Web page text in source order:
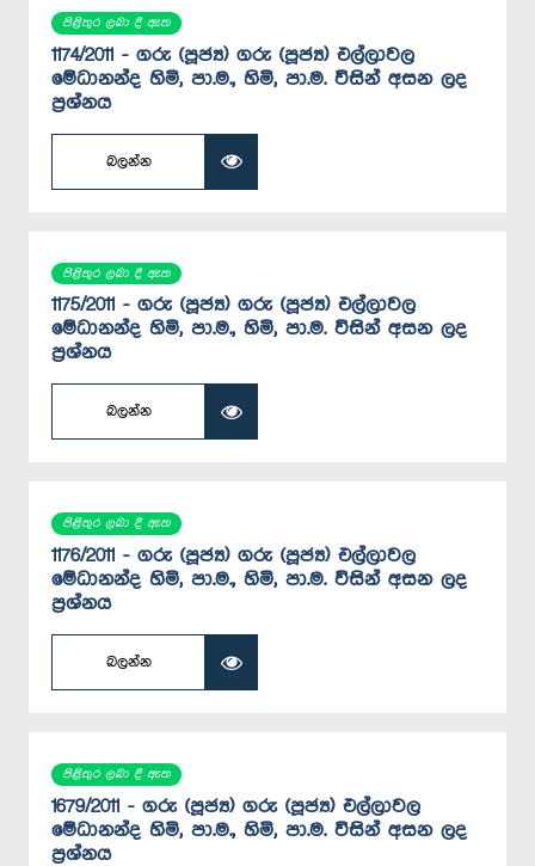
පිළිතුර ලබා දී ඇත
1174/2011 - ගරු (පූජ්‍ය) ගරු (පූජ්‍ය) එල්ලාවල
මේධානන්ද හිමි, පා.ම., හිමි, පා.ම. විසින් අසන ලද
ප්‍රශ්නය
බලන්න
පිළිතුර ලබා දී ඇත
1175/2011 - ගරු (පූජ්‍ය) ගරු (පූජ්‍ය) එල්ලාවල
මේධානන්ද හිමි, පා.ම., හිමි, පා.ම. විසින් අසන ලද
ප්‍රශ්නය
බලන්න
පිළිතුර ලබා දී ඇත
1176/2011 - ගරු (පූජ්‍ය) ගරු (පූජ්‍ය) එල්ලාවල
මේධානන්ද හිමි, පා.ම., හිමි, පා.ම. විසින් අසන ලද
ප්‍රශ්නය
බලන්න
පිළිතුර ලබා දී ඇත
1679/2011 - ගරු (පූජ්‍ය) ගරු (පූජ්‍ය) එල්ලාවල
මේධානන්ද හිමි, පා.ම., හිමි, පා.ම. විසින් අසන ලද
ප්‍රශ්නය